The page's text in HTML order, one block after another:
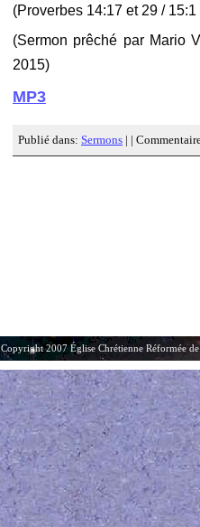
(Proverbes 14:17 et 29 /
(Sermon prêché par Mario
2015)
MP3
Publié dans: Sermons | |
Copyright 2007 Église Chrétienne Réformée